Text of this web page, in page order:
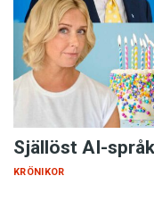
Själlöst AI-
KRÖNIKOR